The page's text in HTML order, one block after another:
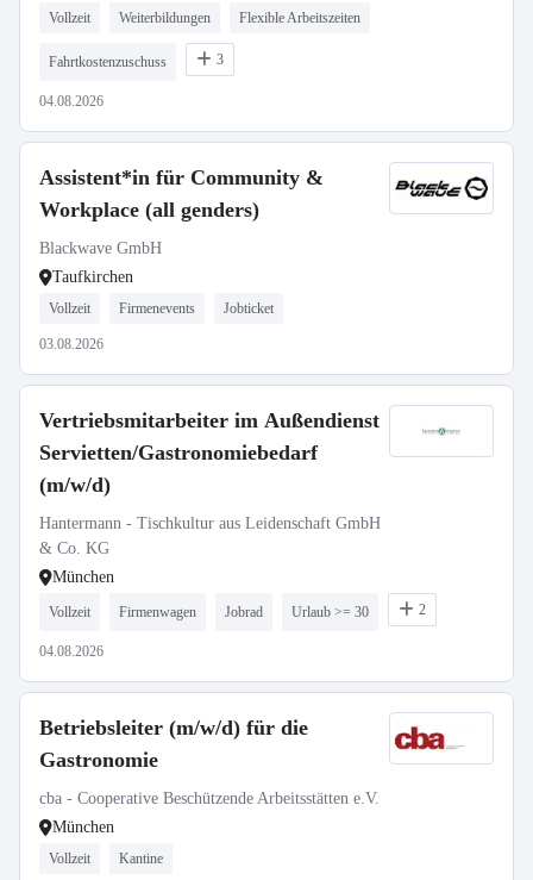
Vollzeit Weiterbildungen Flexible Arbeitszeiten
Fahrtkostenzuschuss 3
04.08.2026
Assistent*in für Community &
Workplace (all genders)
Blackwave GmbH
Taufkirchen
Vollzeit Firmenevents Jobticket
03.08.2026
Vertriebsmitarbeiter im Außendienst
Servietten/Gastronomiebedarf
(m/w/d)
Hantermann - Tischkultur aus Leidenschaft GmbH
& Co. KG
München
Vollzeit Firmenwagen Jobrad Urlaub >= 30 2
04.08.2026
Betriebsleiter (m/w/d) für die
Gastronomie
cba - Cooperative Beschützende Arbeitsstätten e.V.
München
Vollzeit Kantine